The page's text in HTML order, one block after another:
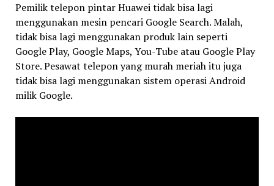
Pemilik telepon pintar Huawei tidak bisa lagi
menggunakan mesin pencari Google Search. Malah,
tidak bisa lagi menggunakan produk lain seperti
Google Play, Google Maps, You-Tube atau Google Play
Store. Pesawat telepon yang murah meriah itu juga
tidak bisa lagi menggunakan sistem operasi Android
milik Google.